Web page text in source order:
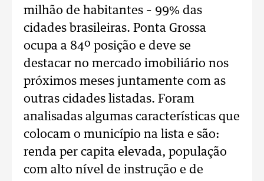
milhão de habitantes – 99% das
cidades brasileiras. Ponta Grossa
ocupa a 84º posição e deve se
destacar no mercado imobiliário nos
próximos meses juntamente com as
outras cidades listadas. Foram
analisadas algumas características que
colocam o município na lista e são:
renda per capita elevada, população
com alto nível de instrução e de